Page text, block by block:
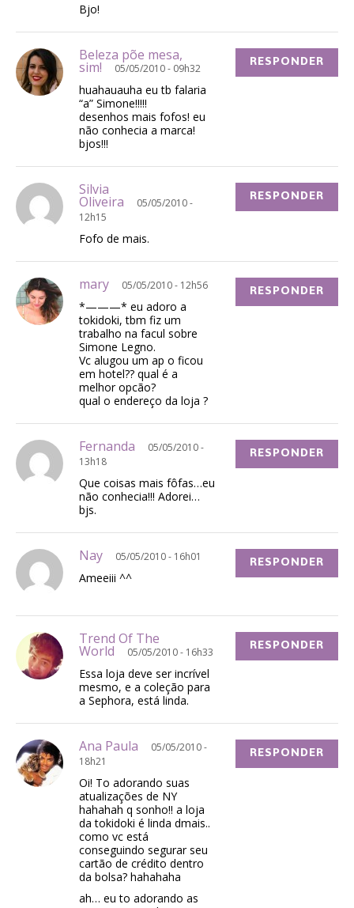
Bjo!
Beleza põe mesa,
sim! 05/05/2010 - 09h32
huahauauha eu tb falaria
“a” Simone!!!!!
desenhos mais fofos! eu
não conhecia a marca!
bjos!!!
RESPONDER
Silvia
Oliveira
05/05/2010 -
12h15
Fofo de mais.
RESPONDER
mary 05/05/2010 - 12h56
*———* eu adoro a
tokidoki, tbm fiz um
trabalho na facul sobre
Simone Legno.
Vc alugou um ap o ficou
em hotel?? qual é a
melhor opcão?
qual o endereço da loja ?
RESPONDER
Fernanda
05/05/2010 -
13h18
Que coisas mais fôfas…eu
não conhecia!!! Adorei…
bjs.
RESPONDER
Nay 05/05/2010 - 16h01
Ameeiii ^^
RESPONDER
Trend Of The
World 05/05/2010 - 16h33
Essa loja deve ser incrível
mesmo, e a coleção para
a Sephora, está linda.
RESPONDER
Ana Paula
05/05/2010 -
18h21
Oi! To adorando suas
atualizações de NY
hahahah q sonho!! a loja
da tokidoki é linda dmais..
como vc está
conseguindo segurar seu
cartão de crédito dentro
da bolsa? hahahaha
ah… eu to adorando as
RESPONDER